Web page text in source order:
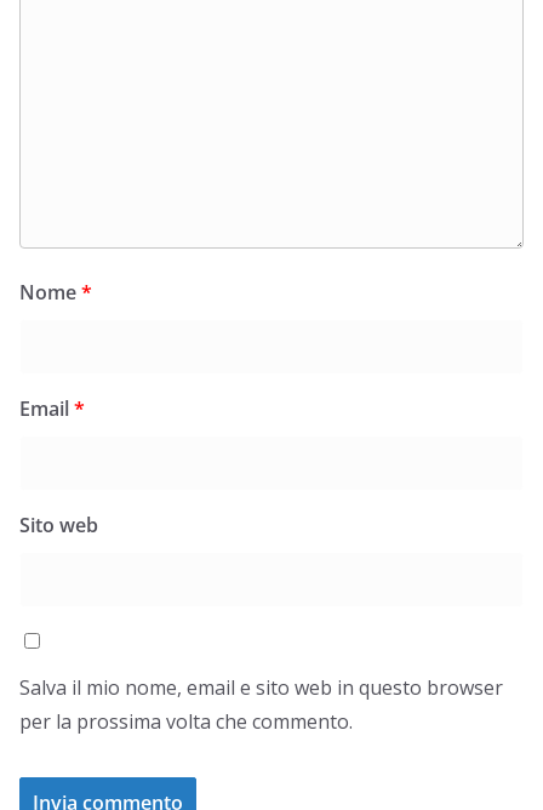
Nome*
Email*
Sito web
Salva il mio nome, email e sito web in questo browser
per la prossima volta che commento.